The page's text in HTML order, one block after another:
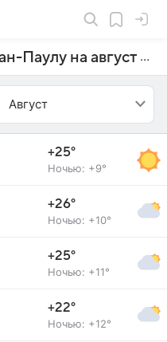
Прогноз погоды в Сан-Паулу на август 2025 года
Август
+25°
Ночью: +9°
+26°
Ночью: +10°
+25°
Ночью: +11°
+22°
Ночью: +12°